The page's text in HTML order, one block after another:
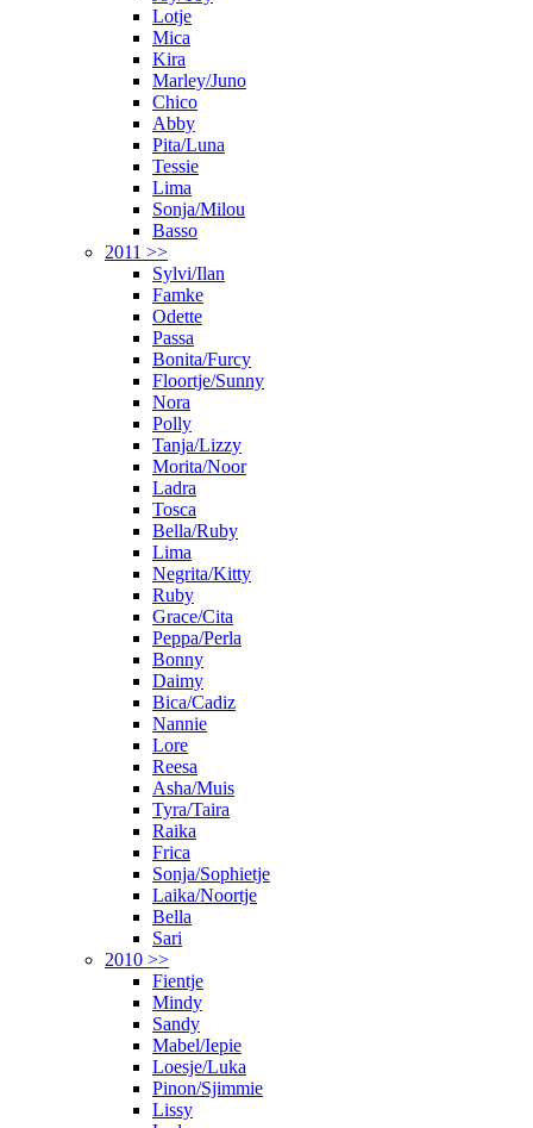
Lotje
Mica
Kira
Marley/Juno
Chico
Abby
Pita/Luna
Tessie
Lima
Sonja/Milou
Basso
2011 >>
Sylvi/Ilan
Famke
Odette
Passa
Bonita/Furcy
Floortje/Sunny
Nora
Polly
Tanja/Lizzy
Morita/Noor
Ladra
Tosca
Bella/Ruby
Lima
Negrita/Kitty
Ruby
Grace/Cita
Peppa/Perla
Bonny
Daimy
Bica/Cadiz
Nannie
Lore
Reesa
Asha/Muis
Tyra/Taira
Raika
Frica
Sonja/Sophietje
Laika/Noortje
Bella
Sari
2010 >>
Fientje
Mindy
Sandy
Mabel/Iepie
Loesje/Luka
Pinon/Sjimmie
Lissy